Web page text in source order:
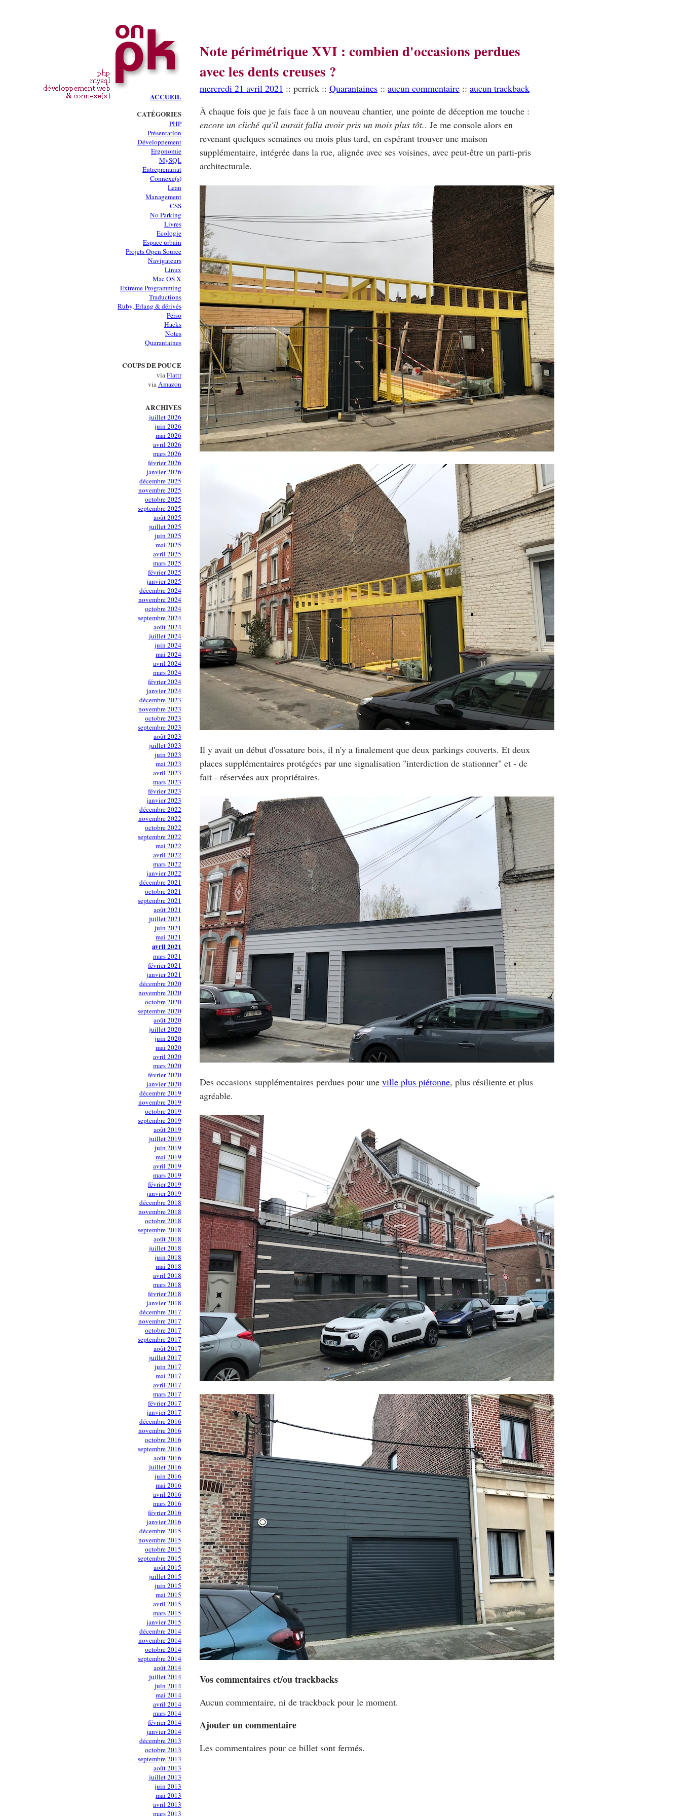
ACCUEIL
CATÉGORIES
PHP
Présentation
Développement
Ergonomie
MySQL
Entreprenariat
Connexe(s)
Lean
Management
CSS
No Parking
Livres
Ecologie
Espace urbain
Projets Open Source
Navigateurs
Linux
Mac OS X
Extreme Programming
Traductions
Ruby, Erlang & dérivés
Perso
Hacks
Notes
Quarantaines
COUPS DE POUCE
viaFlattr
viaAmazon
ARCHIVES
juillet 2026
juin 2026
mai 2026
avril 2026
mars 2026
février 2026
janvier 2026
décembre 2025
novembre 2025
octobre 2025
septembre 2025
août 2025
juillet 2025
juin 2025
mai 2025
avril 2025
mars 2025
février 2025
janvier 2025
décembre 2024
novembre 2024
octobre 2024
septembre 2024
août 2024
juillet 2024
juin 2024
mai 2024
avril 2024
mars 2024
février 2024
janvier 2024
décembre 2023
novembre 2023
octobre 2023
septembre 2023
août 2023
juillet 2023
juin 2023
mai 2023
avril 2023
mars 2023
février 2023
janvier 2023
décembre 2022
novembre 2022
octobre 2022
septembre 2022
mai 2022
avril 2022
mars 2022
janvier 2022
décembre 2021
octobre 2021
septembre 2021
août 2021
juillet 2021
juin 2021
mai 2021
avril 2021
mars 2021
février 2021
janvier 2021
décembre 2020
novembre 2020
octobre 2020
septembre 2020
août 2020
juillet 2020
juin 2020
mai 2020
avril 2020
mars 2020
février 2020
janvier 2020
décembre 2019
novembre 2019
octobre 2019
septembre 2019
août 2019
juillet 2019
juin 2019
mai 2019
avril 2019
mars 2019
février 2019
janvier 2019
décembre 2018
novembre 2018
octobre 2018
septembre 2018
août 2018
juillet 2018
juin 2018
mai 2018
avril 2018
mars 2018
février 2018
janvier 2018
décembre 2017
novembre 2017
octobre 2017
septembre 2017
août 2017
juillet 2017
juin 2017
mai 2017
avril 2017
mars 2017
février 2017
janvier 2017
décembre 2016
novembre 2016
octobre 2016
septembre 2016
août 2016
juillet 2016
juin 2016
mai 2016
avril 2016
mars 2016
février 2016
janvier 2016
décembre 2015
novembre 2015
octobre 2015
septembre 2015
août 2015
juillet 2015
juin 2015
mai 2015
avril 2015
mars 2015
janvier 2015
décembre 2014
novembre 2014
octobre 2014
septembre 2014
août 2014
juillet 2014
juin 2014
mai 2014
avril 2014
mars 2014
février 2014
janvier 2014
décembre 2013
octobre 2013
septembre 2013
août 2013
juillet 2013
juin 2013
mai 2013
avril 2013
mars 2013
Note périmétrique XVI : combien d'occasions perdues
avec les dents creuses ?
mercredi 21 avril 2021 :: perrick :: Quarantaines :: aucun commentaire :: aucun trackback
À chaque fois que je fais face à un nouveau chantier, une pointe de déception me touche :
encore un cliché qu'il aurait fallu avoir pris un mois plus tôt.. Je me console alors en
revenant quelques semaines ou mois plus tard, en espérant trouver une maison
supplémentaire, intégrée dans la rue, alignée avec ses voisines, avec peut-être un parti-pris
architecturale.
Il y avait un début d'ossature bois, il n'y a finalement que deux parkings couverts. Et deux
places supplémentaires protégées par une signalisation "interdiction de stationner" et - de
fait - réservées aux propriétaires.
Des occasions supplémentaires perdues pour une ville plus piétonne, plus résiliente et plus
agréable.
Vos commentaires et/ou trackbacks
Aucun commentaire, ni de trackback pour le moment.
Ajouter un commentaire
Les commentaires pour ce billet sont fermés.